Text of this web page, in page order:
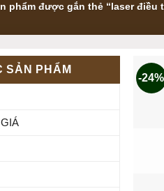
phẩm được gắn thẻ “laser điều
SẢN PHẨM
-24%